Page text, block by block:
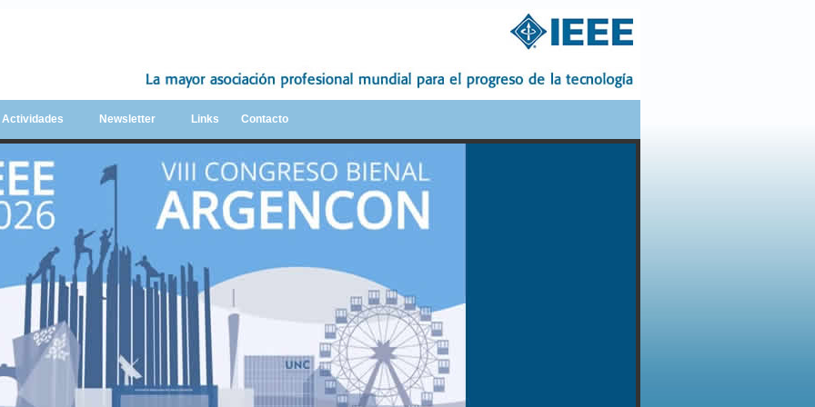
Newsletter Links Contacto